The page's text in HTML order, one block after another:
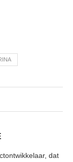
dat